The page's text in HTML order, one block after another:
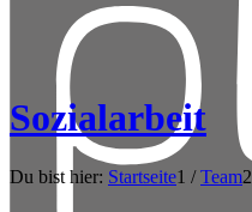
Sozialarbeit
Du bist hier: Startseite1 / Team2